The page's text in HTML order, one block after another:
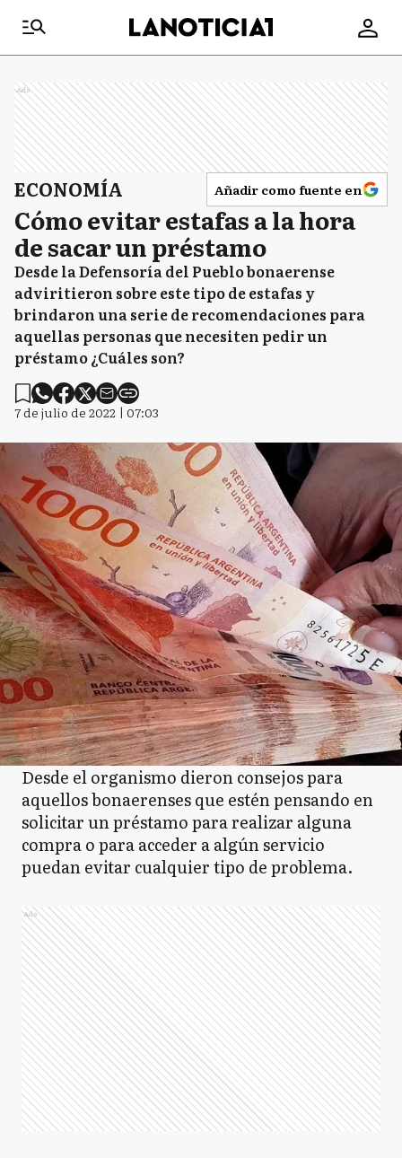
Ads
ECONOMÍA Añadir como fuente en
Cómo evitar estafas a la hora
de sacar un préstamo
Desde la Defensoría del Pueblo bonaerense
adviritieron sobre este tipo de estafas y
brindaron una serie de recomendaciones para
aquellas personas que necesiten pedir un
préstamo ¿Cuáles son?
7 de julio de 2022 | 07:03
Desde el organismo dieron consejos para
aquellos bonaerenses que estén pensando en
solicitar un préstamo para realizar alguna
compra o para acceder a algún servicio
puedan evitar cualquier tipo de problema.
Ads